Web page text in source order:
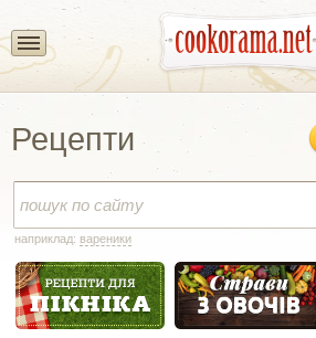
Рецепти
наприклад: вареники